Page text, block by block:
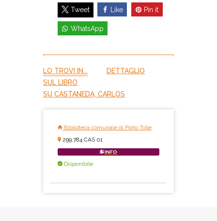
Tweet Like Pin it
WhatsApp
LO TROVI IN...
DETTAGLIO
SUL LIBRO
SU CASTANEDA, CARLOS
Biblioteca comunale di Porto Tolle
299.784 CAS 01
INFO
Disponibile